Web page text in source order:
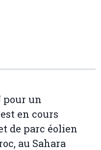
pour un
en cours
de parc éolien
au Sahara